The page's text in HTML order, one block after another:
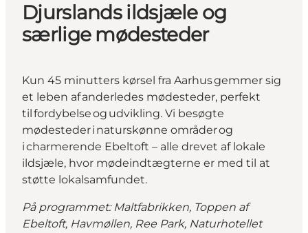
Djurslands ildsjæle og
særlige mødesteder
Kun 45 minutters kørsel fra Aarhus gemmer sig
et leben af anderledes mødesteder, perfekt
til fordybelse og udvikling. Vi besøgte
mødesteder i naturskønne områder og
i charmerende Ebeltoft – alle drevet af lokale
ildsjæle, hvor mødeindtægterne er med til at
støtte lokalsamfundet.
På programmet: Maltfabrikken, Toppen af
Ebeltoft, Havmøllen, Ree Park, Naturhotellet